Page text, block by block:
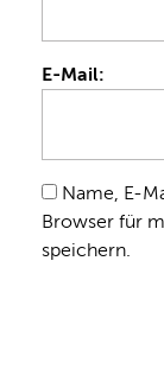
E-Mail:
Name, E-
Browser für
speichern.